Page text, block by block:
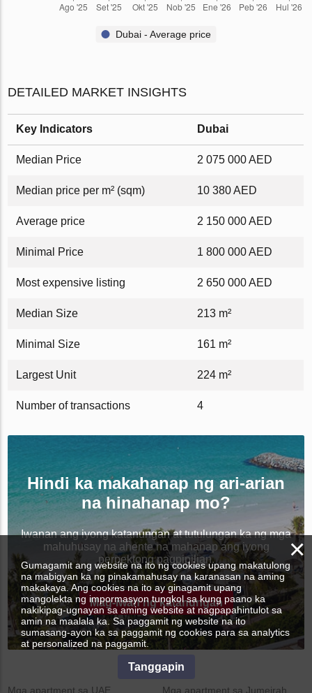
Dubai - Average price
DETAILED MARKET INSIGHTS
Key Indicators Dubai
Median Price 2 075 000 AED
Median price per m² (sqm) 10 380 AED
Average price 2 150 000 AED
Minimal Price 1 800 000 AED
Most expensive listing 2 650 000 AED
Median Size 213 m²
Minimal Size 161 m²
Largest Unit 224 m²
Number of transactions 4
Hindi ka makahanap ng ari-arian
na hinahanap mo?
Iwanan ang iyong katanungan at tutulungan ka ng mga
mahuhusay na ahente na mahanap ang iyong
perpektong pagpipilian.
Mag-iwan ng katanungan
Mga apartment sa UAE Mga apartment sa Jumeirah
×
Gumagamit ang website na ito ng cookies upang makatulong
na mabigyan ka ng pinakamahusay na karanasan na aming
makakaya. Ang cookies na ito ay ginagamit upang
mangolekta ng impormasyon tungkol sa kung paano ka
nakikipag-ugnayan sa aming website at nagpapahintulot sa
amin na maalala ka. Sa paggamit ng website na ito
sumasang-ayon ka sa paggamit ng cookies para sa analytics
at personalized na paggamit.
Tanggapin